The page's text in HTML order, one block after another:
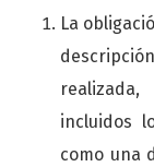
La
incluidos
como una